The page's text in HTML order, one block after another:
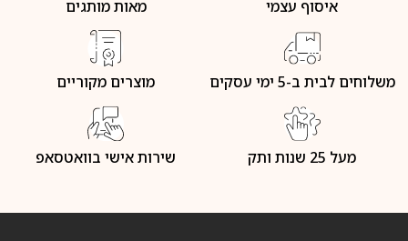
איסוף עצמי מאות מותגים
משלוחים לבית ב-5 ימי עסקים מוצרים מקוריים
מעל 25 שנות ותק שירות אישי בוואטסאפ